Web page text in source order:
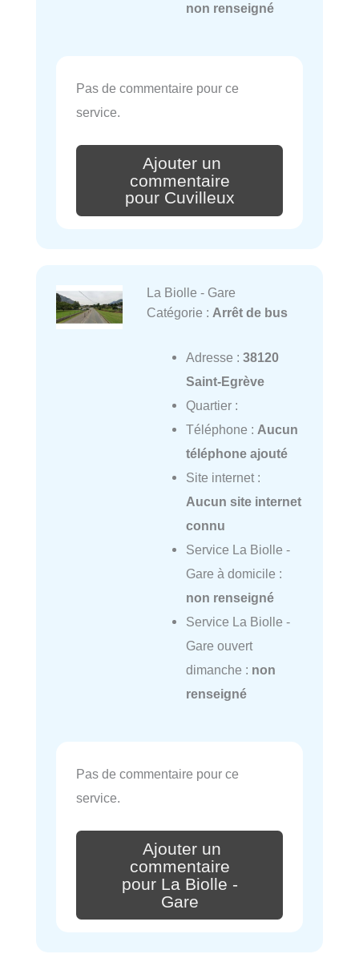
non renseigné
Pas de commentaire pour ce
service.
Ajouter un
commentaire
pour Cuvilleux
La Biolle - Gare
Catégorie : Arrêt de bus
Adresse : 38120
Saint-Egrève
Quartier :
Téléphone : Aucun
téléphone ajouté
Site internet :
Aucun site internet
connu
Service La Biolle -
Gare à domicile :
non renseigné
Service La Biolle -
Gare ouvert
dimanche : non
renseigné
Pas de commentaire pour ce
service.
Ajouter un
commentaire
pour La Biolle -
Gare